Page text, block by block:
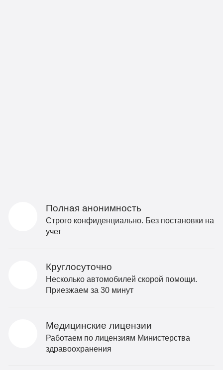
Полная анонимность
Строго конфиденциально. Без постановки на
учет
Круглосуточно
Несколько автомобилей скорой помощи.
Приезжаем за 30 минут
Медицинские лицензии
Работаем по лицензиям Министерства
здравоохранения